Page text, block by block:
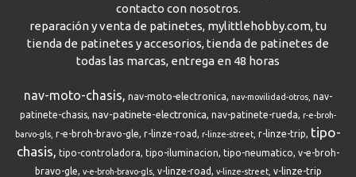
contacto con nosotros.
reparación y venta de patinetes, mylittlehobby.com, tu
tienda de patinetes y accesorios, tienda de patinetes de
todas las marcas, entrega en 48 horas
nav-moto-chasis nav-moto-electronica nav-movilidad-otros nav-
patinete-chasis nav-patinete-electronica nav-patinete-rueda
r-e-broh-
barvo-gls r-e-broh-bravo-gle r-linze-road r-linze-street r-linze-trip
tipo-
chasis
tipo-controladora tipo-iluminacion tipo-neumatico v-e-broh-
bravo-gle v-e-broh-bravo-gls v-linze-road v-linze-street v-linze-trip